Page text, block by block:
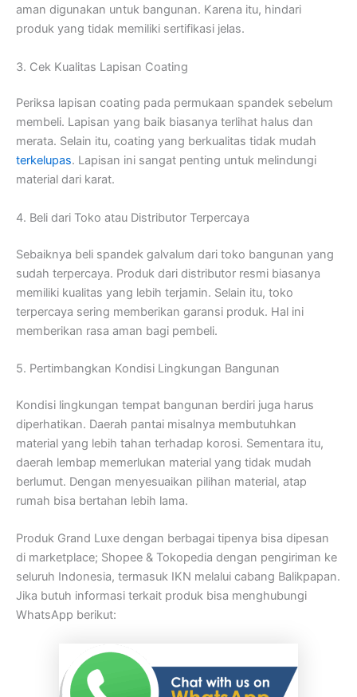
aman digunakan untuk bangunan. Karena itu, hindari
produk yang tidak memiliki sertifikasi jelas.
3. Cek Kualitas Lapisan Coating
Periksa lapisan coating pada permukaan spandek sebelum
membeli. Lapisan yang baik biasanya terlihat halus dan
merata. Selain itu, coating yang berkualitas tidak mudah
terkelupas. Lapisan ini sangat penting untuk melindungi
material dari karat.
4. Beli dari Toko atau Distributor Terpercaya
Sebaiknya beli spandek galvalum dari toko bangunan yang
sudah terpercaya. Produk dari distributor resmi biasanya
memiliki kualitas yang lebih terjamin. Selain itu, toko
terpercaya sering memberikan garansi produk. Hal ini
memberikan rasa aman bagi pembeli.
5. Pertimbangkan Kondisi Lingkungan Bangunan
Kondisi lingkungan tempat bangunan berdiri juga harus
diperhatikan. Daerah pantai misalnya membutuhkan
material yang lebih tahan terhadap korosi. Sementara itu,
daerah lembap memerlukan material yang tidak mudah
berlumut. Dengan menyesuaikan pilihan material, atap
rumah bisa bertahan lebih lama.
Produk Grand Luxe dengan berbagai tipenya bisa dipesan
di marketplace; Shopee & Tokopedia dengan pengiriman ke
seluruh Indonesia, termasuk IKN melalui cabang Balikpapan.
Jika butuh informasi terkait produk bisa menghubungi
WhatsApp berikut: